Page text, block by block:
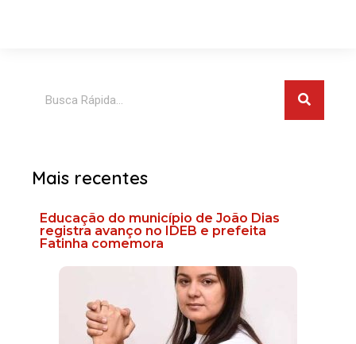
Mais recentes
Educação do município de João Dias
registra avanço no IDEB e prefeita
Fatinha comemora